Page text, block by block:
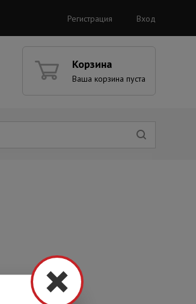
Регистрация Вход
Корзина
Ваша корзина пуста